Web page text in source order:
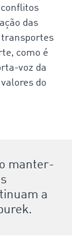
das
transportes
como é
voz da
do
manter-
a